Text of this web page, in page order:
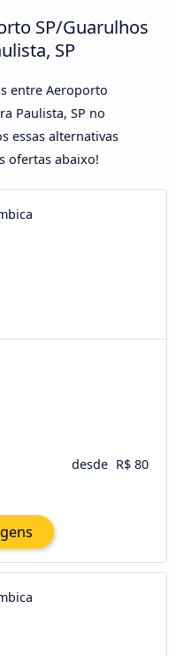
SP/Guarulhos
SP
entre Aeroporto
Paulista, SP no
essas alternativas
ofertas abaixo!
desde R$ 80